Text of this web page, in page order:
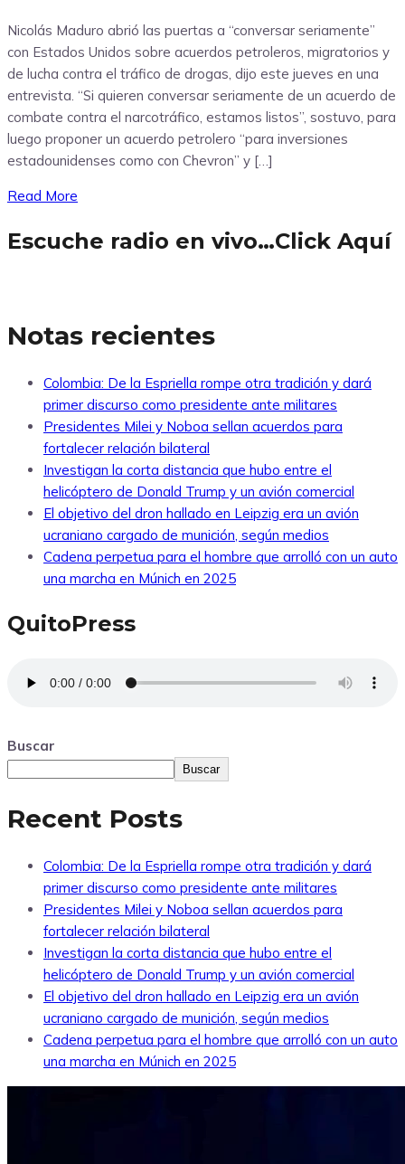
Nicolás Maduro abrió las puertas a “conversar seriamente”
con Estados Unidos sobre acuerdos petroleros, migratorios y
de lucha contra el tráfico de drogas, dijo este jueves en una
entrevista. “Si quieren conversar seriamente de un acuerdo de
combate contra el narcotráfico, estamos listos”, sostuvo, para
luego proponer un acuerdo petrolero “para inversiones
estadounidenses como con Chevron” y […]
Read More
Escuche radio en vivo…Click Aquí
Notas recientes
Colombia: De la Espriella rompe otra tradición y dará
primer discurso como presidente ante militares
Presidentes Milei y Noboa sellan acuerdos para
fortalecer relación bilateral
Investigan la corta distancia que hubo entre el
helicóptero de Donald Trump y un avión comercial
El objetivo del dron hallado en Leipzig era un avión
ucraniano cargado de munición, según medios
Cadena perpetua para el hombre que arrolló con un auto
una marcha en Múnich en 2025
QuitoPress
Buscar
Buscar
Recent Posts
Colombia: De la Espriella rompe otra tradición y dará
primer discurso como presidente ante militares
Presidentes Milei y Noboa sellan acuerdos para
fortalecer relación bilateral
Investigan la corta distancia que hubo entre el
helicóptero de Donald Trump y un avión comercial
El objetivo del dron hallado en Leipzig era un avión
ucraniano cargado de munición, según medios
Cadena perpetua para el hombre que arrolló con un auto
una marcha en Múnich en 2025